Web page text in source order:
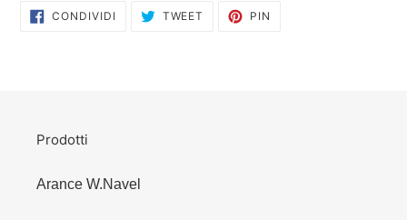
CONDIVIDI CONDIVIDITWEET TWITTA PIN
Prodotti
Arance W.Navel